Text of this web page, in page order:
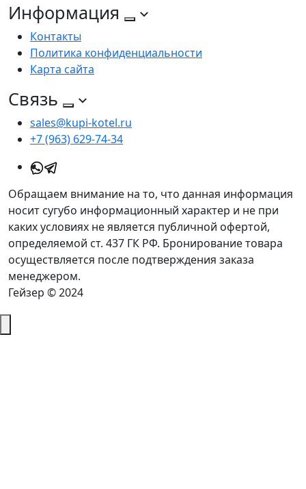
Информация
Контакты
Политика конфиденциальности
Карта сайта
Связь
sales@kupi-kotel.ru
+7 (963) 629-74-34
Обращаем внимание на то, что данная информация
носит сугубо информационный характер и не при
каких условиях не является публичной офертой,
определяемой ст. 437 ГК РФ. Бронирование товара
осуществляется после подтверждения заказа
менеджером.
Гейзер © 2024